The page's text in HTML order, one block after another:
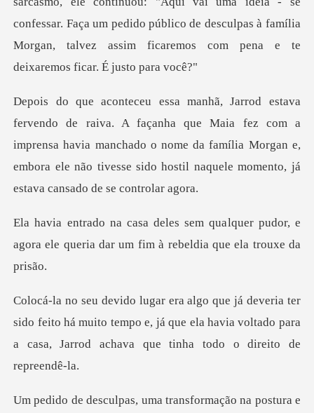
confessar. Faça um pedido público de desculpas à família
M
e Maia fez com a
imprensa havia manchado o nome da família Morgan e,
embora ele n
lquer pudor, e
agora ele queria dar um
do feito há muito tempo e, já que ela havia voltado para
a c
ra e